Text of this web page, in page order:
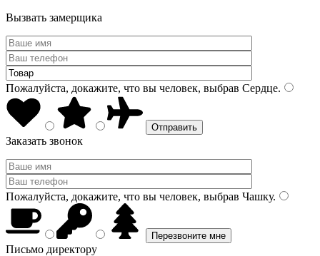
Вызвать замерщика
Пожалуйста, докажите, что вы человек, выбрав Сердце.
Заказать звонок
Пожалуйста, докажите, что вы человек, выбрав Чашку.
Письмо директору